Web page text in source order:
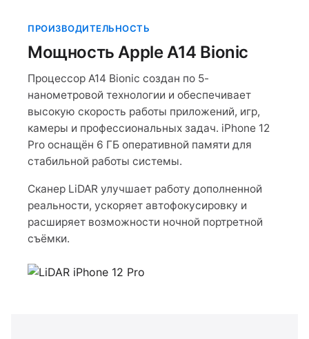
ПРОИЗВОДИТЕЛЬНОСТЬ
Мощность Apple A14 Bionic
Процессор A14 Bionic создан по 5-
нанометровой технологии и обеспечивает
высокую скорость работы приложений, игр,
камеры и профессиональных задач. iPhone 12
Pro оснащён 6 ГБ оперативной памяти для
стабильной работы системы.
Сканер LiDAR улучшает работу дополненной
реальности, ускоряет автофокусировку и
расширяет возможности ночной портретной
съёмки.